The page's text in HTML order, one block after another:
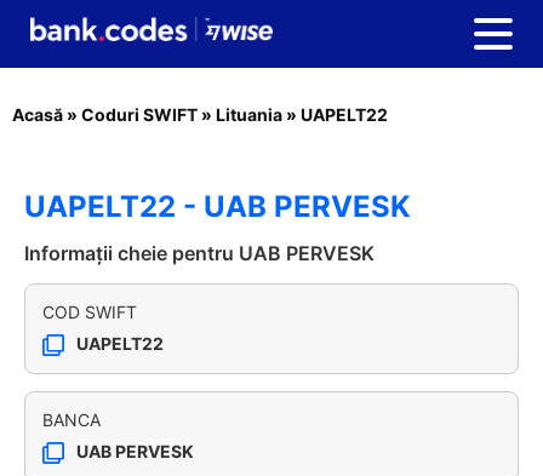
Acasă » Coduri SWIFT » Lituania » UAPELT22
UAPELT22 - UAB PERVESK
Informații cheie pentru UAB PERVESK
COD SWIFT
UAPELT22
BANCA
UAB PERVESK